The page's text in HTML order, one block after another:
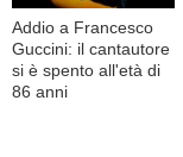
Addio a Francesco
Guccini: il cantautore
si è spento all'età di
86 anni